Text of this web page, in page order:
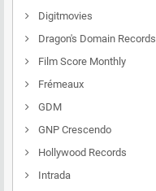
Digitmovies
Dragon's Domain Records
Film Score Monthly
Frémeaux
GDM
GNP Crescendo
Hollywood Records
Intrada